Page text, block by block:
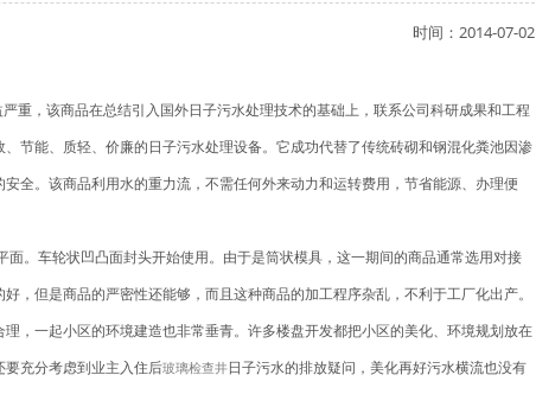
记住了吗？
题
了吗？
时间：2014-07-02
重，该商品在总结引入国外日子污水处理技术的基础上，联系公司科研成果和工程
节能、质轻、价廉的日子污水处理设备。它成功代替了传统砖砌和钢混化粪池因渗
全。该商品利用水的重力流，不需任何外来动力和运转费用， 节省能源、办理便
面。车轮状凹凸面封头开始使用。由于是筒状模具，这一期间的商品通常选用对接
，但是商品的严密性还能够，而且这种商品的加工程序杂乱，不利于工厂化出产。
，一起小区的环境建造也非常垂青。许多楼盘开发都把小区的美化、环境规划放在
充分考虑到业主入住后玻璃检查井日子污水的排放疑问，美化再好污水横流也没有